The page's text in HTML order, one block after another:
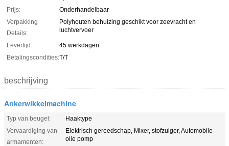
Prijs:
Onderhandelbaar
Verpakking
Details:
Polyhouten behuizing geschikt voor zeevracht en
luchtvervoer
Levertijd:
45 werkdagen
Betalingscondities:T/T
beschrijving
Ankerwikkelmachine
Typ van beugel:
Haaktype
Vervaardiging van
armamenten:
Elektrisch gereedschap, Mixer, stofzuiger, Automobile
olie pomp